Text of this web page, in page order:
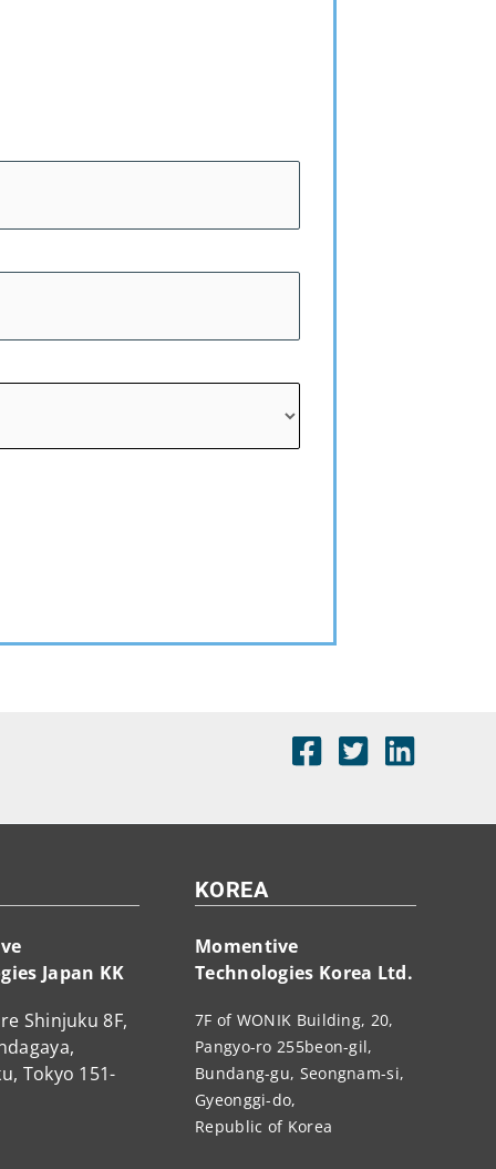
Japan KK
Shinjuku 8F,
Tokyo 151-
KOREA
Momentive
Technologies Korea Ltd.
7F of WONIK Building, 20,
Pangyo-ro 255beon-gil,
Bundang-gu, Seongnam-si,
Gyeonggi-do,
Republic of Korea